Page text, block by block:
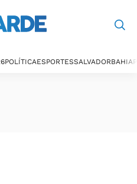
POLÍTICAESPORTESSALVADORBAHIA